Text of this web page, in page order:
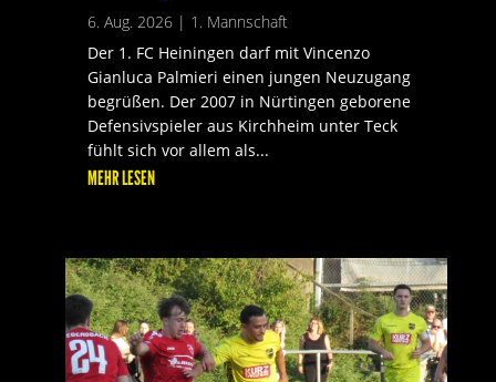
6. Aug. 2026| 1. Mannschaft
Der 1. FC Heiningen darf mit Vincenzo
Gianluca Palmieri einen jungen Neuzugang
begrüßen. Der 2007 in Nürtingen geborene
Defensivspieler aus Kirchheim unter Teck
fühlt sich vor allem als...
MEHR LESEN